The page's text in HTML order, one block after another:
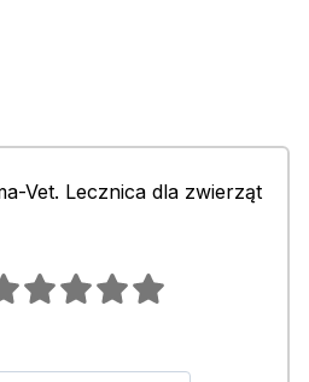
Vet. Lecznica dla zwierząt